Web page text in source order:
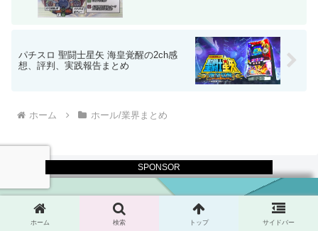
SPONSOR
パチスロ 聖闘士星矢 海皇覚醒の2ch感
想、評判、実践報告まとめ
ホーム ホール/業界まとめ
© 2017 パチスロログ.
ホーム 検索 トップ サイドバー